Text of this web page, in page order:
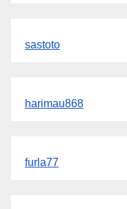
sastoto
harimau868
furla77